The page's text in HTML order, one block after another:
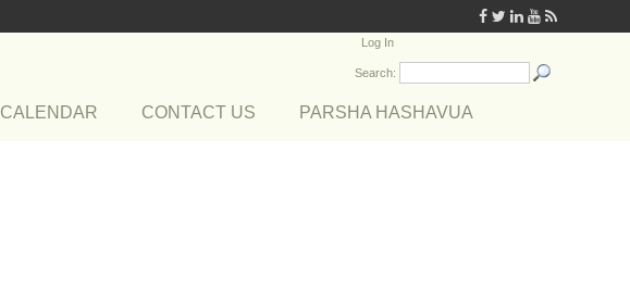
Log In
Search:
CALENDAR CONTACT US PARSHA HASHAVUA